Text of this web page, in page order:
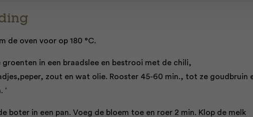
de oven voor op 180 °C.
groenten in een braadslee en bestrooi met de chili,
zout en wat olie. Rooster 45-60 min., tot ze goudbruin
‘
boter in een pan. Voeg de bloem toe en roer 2 min. Klop de melk